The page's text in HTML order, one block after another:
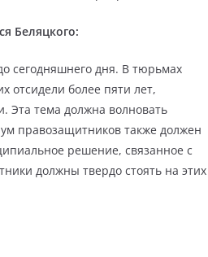
Беляцкого:
сегодняшнего дня. В тюрьмах
отсидели более пяти лет,
Эта тема должна волновать
правозащитников также должен
решение, связанное с
должны твердо стоять на этих